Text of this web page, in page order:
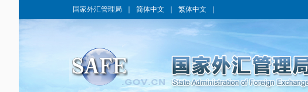
国家外汇管理局 简体中文 繁体中文